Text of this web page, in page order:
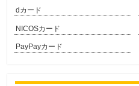
dカード
NICOSカード
PayPayカード